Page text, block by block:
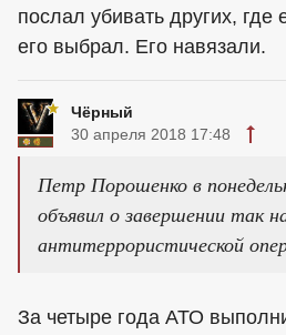
послал убивать других,
его выбрал. Его навязали.
Чёрный
30 апреля 2018 17:48
Петр Порошенко в
объявил о завершении так
антитеррористической
За четыре года АТО